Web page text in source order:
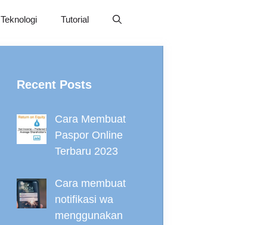
Teknologi Tutorial
Recent Posts
Cara Membuat
Paspor Online
Terbaru 2023
Cara membuat
notifikasi wa
menggunakan